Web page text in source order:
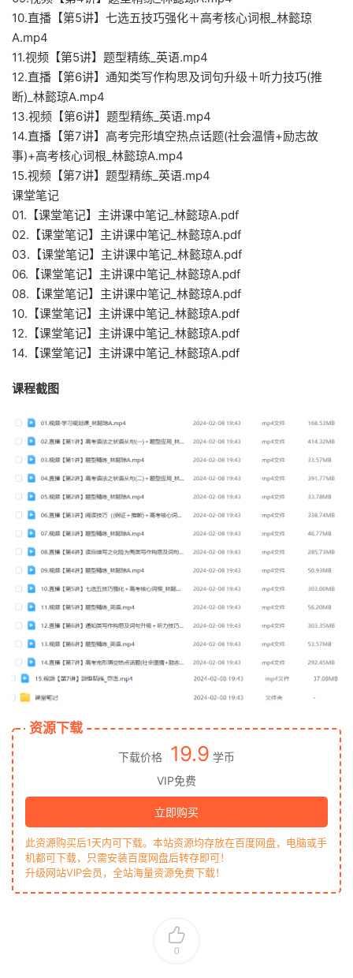
10.直播【第5讲】七选五技巧强化＋高考核心词根_林懿琼
A.mp4
11.视频【第5讲】题型精练_英语.mp4
12.直播【第6讲】通知类写作构思及词句升级＋听力技巧(推
断)_林懿琼A.mp4
13.视频【第6讲】题型精练_英语.mp4
14.直播【第7讲】高考完形填空热点话题(社会温情+励志故
事)+高考核心词根_林懿琼A.mp4
15.视频【第7讲】题型精练_英语.mp4
课堂笔记
01.【课堂笔记】主讲课中笔记_林懿琼A.pdf
02.【课堂笔记】主讲课中笔记_林懿琼A.pdf
03.【课堂笔记】主讲课中笔记_林懿琼A.pdf
06.【课堂笔记】主讲课中笔记_林懿琼A.pdf
08.【课堂笔记】主讲课中笔记_林懿琼A.pdf
10.【课堂笔记】主讲课中笔记_林懿琼A.pdf
12.【课堂笔记】主讲课中笔记_林懿琼A.pdf
14.【课堂笔记】主讲课中笔记_林懿琼A.pdf
课程截图
资源下载
下载价格 19.9 学币
VIP免费
立即购买
此资源购买后1天内可下载。本站资源均存放在百度网盘，电脑或手
机都可下载，只需安装百度网盘后转存即可！
升级网站VIP会员，全站海量资源免费下载！
0